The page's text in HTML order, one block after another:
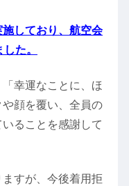
しており、航空会
た。
幸運なことに、ほ
顔を覆い、全員の
ることを感謝して
すが、今後着用拒